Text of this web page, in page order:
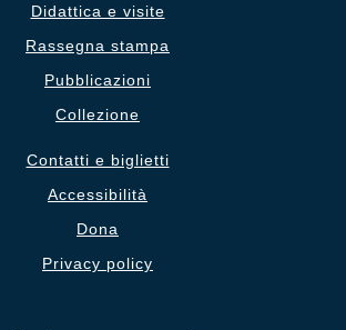
Didattica e visite
Rassegna stampa
Pubblicazioni
Collezione
Contatti e biglietti
Accessibilità
Dona
Privacy policy